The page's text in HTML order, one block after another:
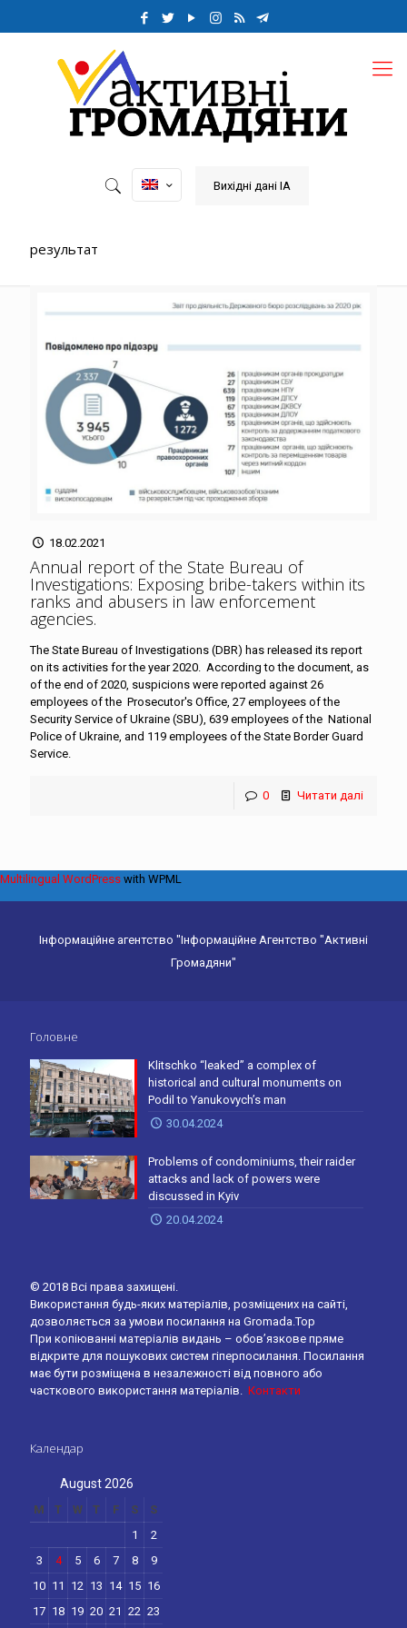
Вихідні дані ІА
результат
18.02.2021
Annual report of the State Bureau of
Investigations: Exposing bribe-takers within its
ranks and abusers in law enforcement
agencies.
The State Bureau of Investigations (DBR) has released its report
on its activities for the year 2020. According to the document, as
of the end of 2020, suspicions were reported against 26
employees of the Prosecutor's Office, 27 employees of the
Security Service of Ukraine (SBU), 639 employees of the National
Police of Ukraine, and 119 employees of the State Border Guard
Service.
0 Читати далі
Інформаційне агентство "Інформаційне Агентство "Активні
Громадяни"
Головне
Klitschko “leaked” a complex of
historical and cultural monuments on
Podil to Yanukovych’s man
30.04.2024
Problems of condominiums, their raider
attacks and lack of powers were
discussed in Kyiv
20.04.2024
© 2018 Всі права захищені.
Використання будь-яких матеріалів, розміщених на сайті,
дозволяється за умови посилання на Gromada.Top
При копіюванні матеріалів видань – обов’язкове пряме
відкрите для пошукових систем гіперпосилання. Посилання
має бути розміщена в незалежності від повного або
часткового використання матеріалів. Контакти
Календар
August 2026
M T W T F S
S
1
2
3
4 5 6 7 8
9
10 11 12 13 14 15 16
17 18 19 20 21 22 23
Multilingual WordPress with WPML